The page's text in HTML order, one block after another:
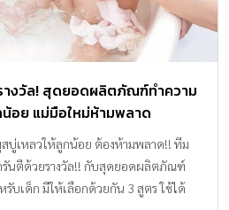
ย!
ฉลาด ดี และ มีสุข